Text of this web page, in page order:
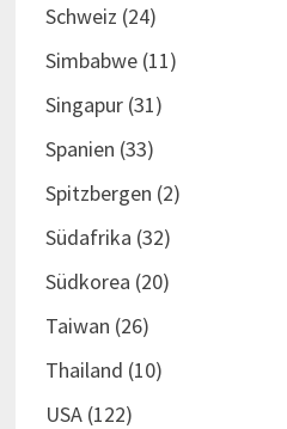
Schweiz (24)
Simbabwe(11)
Singapur(31)
Spanien (33)
Spitzbergen (2)
Südafrika (32)
Südkorea (20)
Taiwan (26)
Thailand (10)
USA(122)